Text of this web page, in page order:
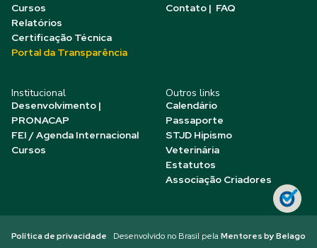
Cursos
Relatórios
Certificação Técnica
Portal da Transparência
Contato | FAQ
Institucional
Desenvolvimento |
PRONACAP
FEI / Agenda Internacional
Cursos
Outros links
Calendário
Passaporte
STJD Hipismo
Veterinária
Estatutos
Associação Criadores
Política de privacidade Desenvolvido no Brasil pela Mentores by Belago